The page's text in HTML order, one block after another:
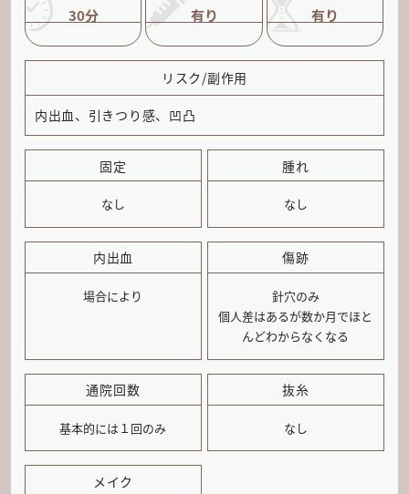
30分 有り 有り
リスク/副作用
内出血、引きつり感、凹凸
固定
なし
腫れ
なし
内出血
場合により
傷跡
針穴のみ
個人差はあるが数か月でほと
んどわからなくなる
通院回数
基本的には１回のみ
抜糸
なし
メイク